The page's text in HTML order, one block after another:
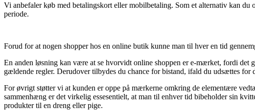
Vi anbefaler køb med betalingskort eller mobilbetaling. Som et alternativ kan
periode.
Forud for at nogen shopper hos en online butik kunne man til hver en tid
En anden løsning kan være at se hvorvidt online shoppen er e-mærket, fordi det
gældende regler. Derudover tilbydes du chance for bistand, ifald du udsættes for
For øvrigt støtter vi at kunden er oppe på mærkerne omkring de elementære
sammenhæng er det virkelig essesentielt, at man til enhver tid bibeholder sin
produkter til en dreng eller pige.